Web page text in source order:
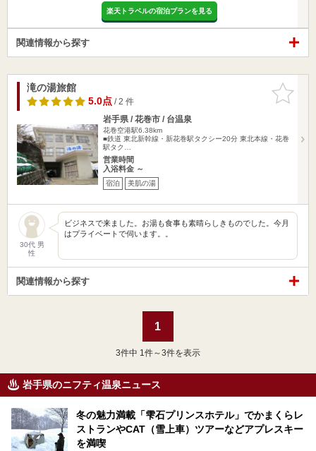
楽天トラベルの宿泊プランを見る
関連情報から探す
お気に入
りに追加
滝の湯旅館
5.0点/ 2 件
岩手県 / 花巻市 / 台温泉
花巻空港駅6.38km
■鉄道 東北新幹線・新花巻駅タクシー20分 東北本線・花巻
駅タク…
営業時間
入浴料金 ～
宿泊 美肌の湯
30代 男
性
ビジネスで来ました。お湯も食事も素晴らしきものでした。今月
はプライベートで伺います。。
関連情報から探す
1
3件中 1件～3件を表示
岩手県のニフティ温泉ニュース
冬の魅力満載「雫石プリンスホテル」でかまくらレ
ストランやCAT（雪上車）ツアーなどアプレスキー
を満喫